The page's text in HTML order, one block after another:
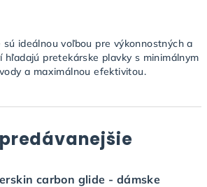
ideálnou voľbou pre výkonnostných a
hľadajú pretekárske plavky s minimálnym
a maximálnou efektivitou.
carbon glide - dámske